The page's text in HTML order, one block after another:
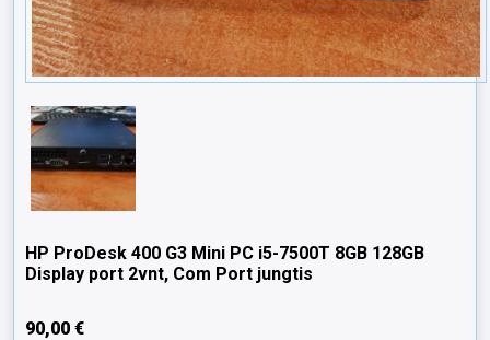
HP ProDesk 400 G3 Mini PC i5-7500T 8GB 128GB
Display port 2vnt, Com Port jungtis
90,00€